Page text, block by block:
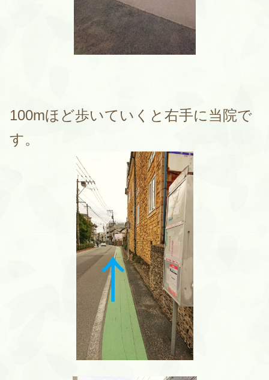
100mほど歩いていくと右手に当院で
す。